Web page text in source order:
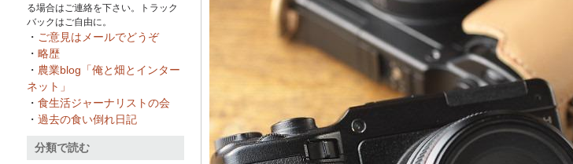
る場合はご連絡を下さい。トラック
バックはご自由に。
・ ご意見はメールでどうぞ
・ 略歴
・ 農業blog「俺と畑とインター
ネット」
・ 食生活ジャーナリストの会
・ 過去の食い倒れ日記
分類で読む